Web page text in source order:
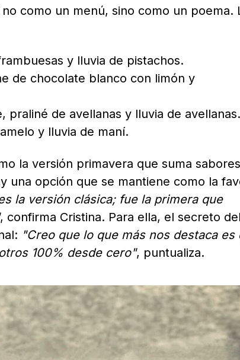
como un menú, sino como un poema.
y lluvia de pistachos.
de chocolate blanco con limón y
praliné de avellanas y lluvia de avellanas.
y lluvia de maní.
la versión primavera que suma sabores
una opción que se mantiene como la
la versión clásica; fue la primera que
, confirma Cristina. Para ella, el secreto del
"Creo que lo que más nos destaca es
100% desde cero", puntualiza.